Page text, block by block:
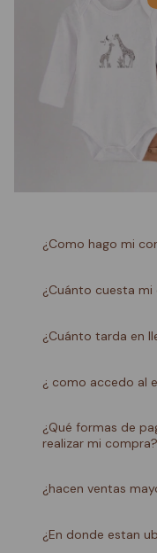
¿Como hago mi
¿Cuánto cuesta mi
¿Cuánto tarda en
¿ como accedo al
¿Qué formas de
realizar mi compra?
¿hacen ventas
¿En donde estan